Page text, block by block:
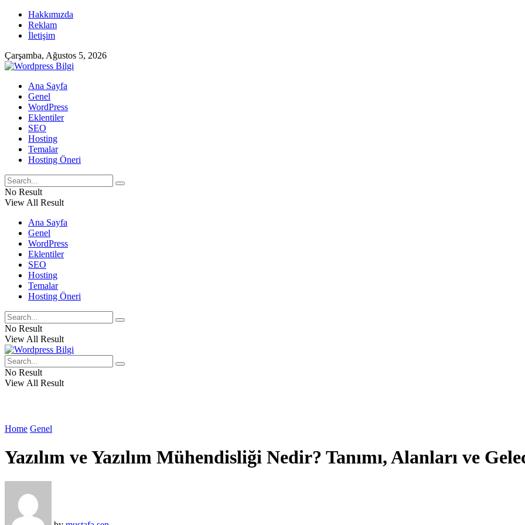
Hakkımızda
Reklam
İletişim
Çarşamba, Ağustos 5, 2026
Ana Sayfa
Genel
WordPress
Eklentiler
SEO
Hosting
Temalar
Hosting Öneri
No Result
View All Result
Ana Sayfa
Genel
WordPress
Eklentiler
SEO
Hosting
Temalar
Hosting Öneri
No Result
View All Result
No Result
View All Result
Home Genel
Yazılım ve Yazılım Mühendisliği Nedir? Tanımı, Alanları ve